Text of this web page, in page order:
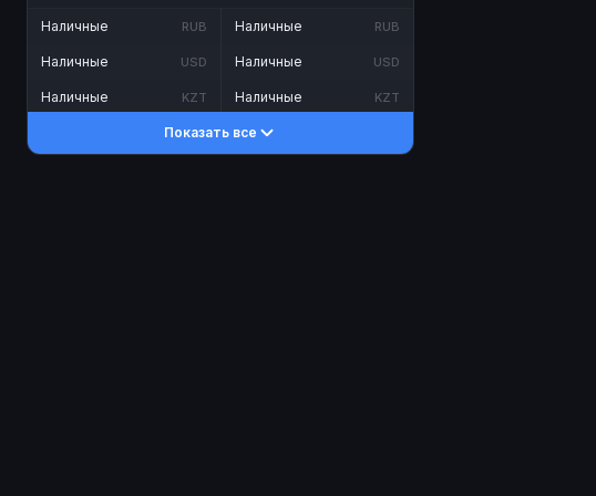
Наличные RUB
Наличные USD
Наличные KZT
Наличные RUB
Наличные USD
Наличные KZT
Показать все